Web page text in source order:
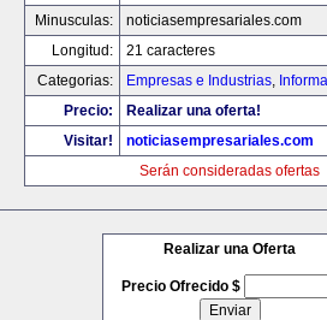
Minusculas:
noticiasempresariales.com
Longitud:
21 caracteres
Categorias:
Empresas e Industrias,
Precio:
Realizar una oferta!
Visitar!
noticiasempresariales.com
Serán consideradas ofertas
Realizar una Oferta
Precio Ofrecido $